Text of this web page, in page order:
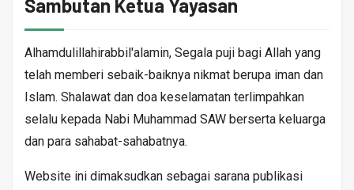
Sambutan Ketua Yayasan
Alhamdulillahirabbil'alamin, Segala puji bagi Allah yang
telah memberi sebaik-baiknya nikmat berupa iman dan
Islam. Shalawat dan doa keselamatan terlimpahkan
selalu kepada Nabi Muhammad SAW berserta keluarga
dan para sahabat-sahabatnya.
Website ini dimaksudkan sebagai sarana publikasi